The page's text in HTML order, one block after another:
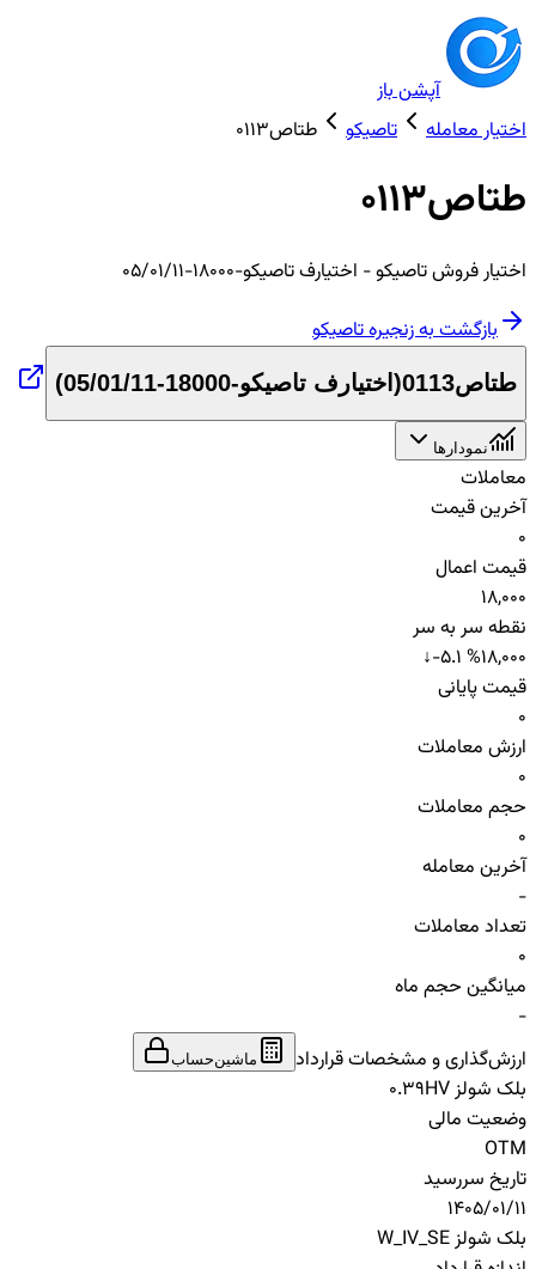
آپشن باز
اختیار معامله
تاصیکو طتاص0113
طتاص0113
اختیارفروشتاصیکو- اختیارف تاصیکو-18000-05/01/11
بازگشت به زنجیرهتاصیکو
طتاص0113 ( اختیارف تاصیکو-18000-05/01/11 )
نمودارها
معاملات
آخرین قیمت
0
قیمت اعمال
18,000
نقطه سر به سر
18,000
↓-5.1 %
قیمت پایانی
0
ارزش معاملات
0
حجم معاملات
0
آخرین معامله
-
تعداد معاملات
0
میانگین حجم ماه
-
ارزش‌گذاری و مشخصات قرارداد
ماشین‌حساب
بلک شولز HV
0.39
وضعیت مالی
OTM
تاریخ سررسید
1405/01/11
بلک شولز W_IV_SE